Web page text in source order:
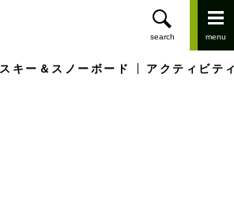
スキー＆スノーボード アクティビテ